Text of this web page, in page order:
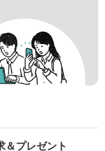
＆プレゼント